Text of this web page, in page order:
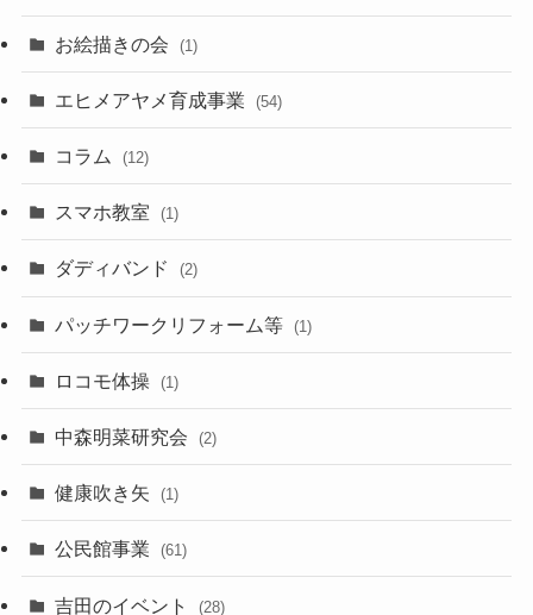
お絵描きの会 (1)
エヒメアヤメ育成事業 (54)
コラム (12)
スマホ教室 (1)
ダディバンド (2)
パッチワークリフォーム等 (1)
ロコモ体操 (1)
中森明菜研究会 (2)
健康吹き矢 (1)
公民館事業 (61)
吉田のイベント (28)